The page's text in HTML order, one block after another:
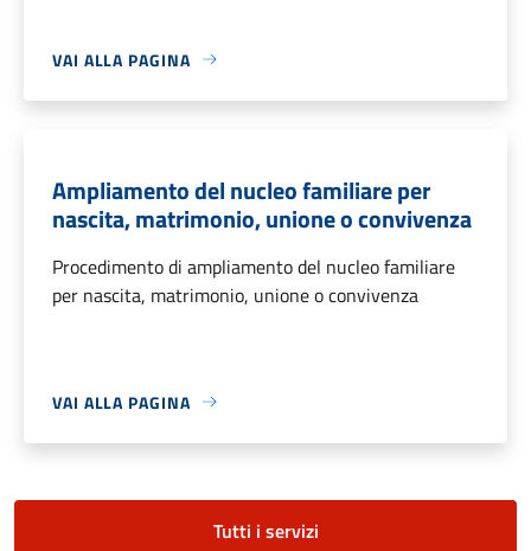
VAI ALLA PAGINA
Ampliamento del nucleo familiare per
nascita, matrimonio, unione o convivenza
Procedimento di ampliamento del nucleo familiare
per nascita, matrimonio, unione o convivenza
VAI ALLA PAGINA
Tutti i servizi